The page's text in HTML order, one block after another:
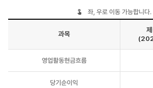
좌, 우로 이동 가능합니다.
(2023년도),
과목
영업활동현금흐름
당기순이익